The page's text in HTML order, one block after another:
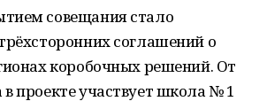
совещания стало
соглашений о
коробочных решений. От
проекте участвует школа № 1